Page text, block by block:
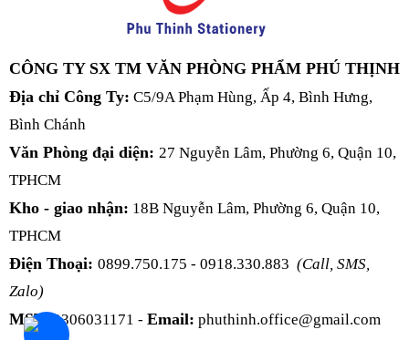
CÔNG TY SX TM VĂN PHÒNG PHẨM PHÚ THỊNH
Địa chỉ Công Ty: C5/9A Phạm Hùng, Ấp 4, Bình Hưng,
Bình Chánh
Văn Phòng đại diện: 27 Nguyễn Lâm, Phường 6, Quận 10,
TPHCM
Kho - giao nhận: 18B Nguyễn Lâm, Phường 6, Quận 10,
TPHCM
Điện Thoại: 0899.750.175 - 0918.330.883 (Call, SMS,
Zalo)
MST: 0306031171 - Email: phuthinh.office@gmail.com